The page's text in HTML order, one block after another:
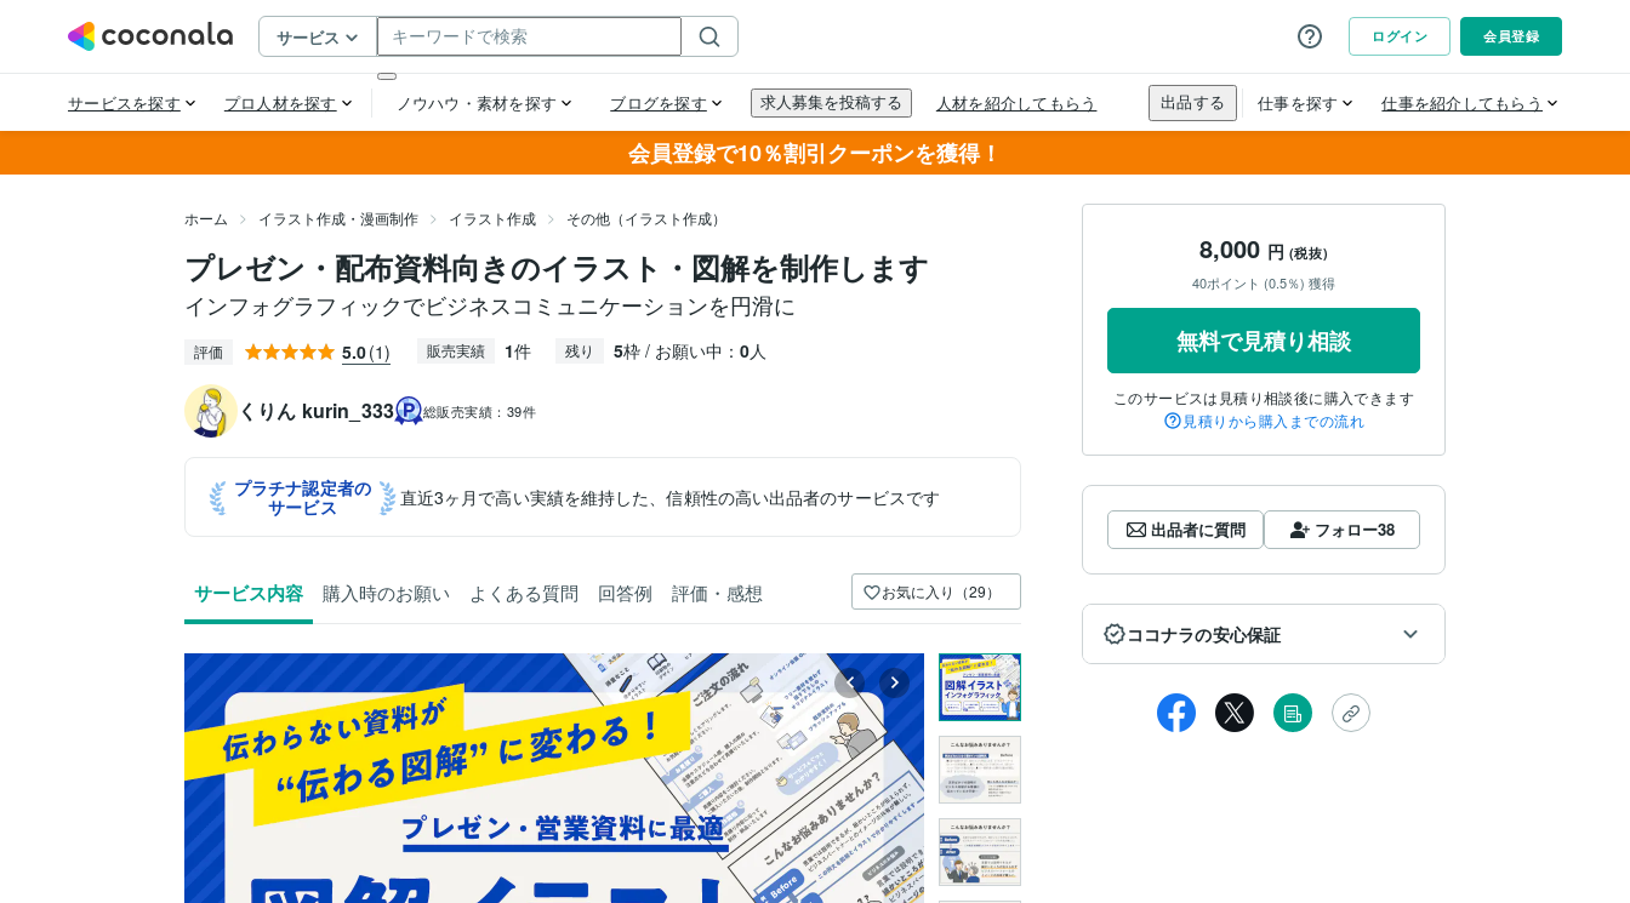
会員登録で10％割引クーポンを獲得！
ホーム イラスト作成・漫画制作 イラスト作成 その他（イラスト作成）
プレゼン・配布資料向きのイラスト・図解を制作します
インフォグラフィックでビジネスコミュニケーションを円滑に
評価 5.0(1) 販売実績 1件 残り 5枠 / お願い中： 0人
くりん kurin_333 総販売実績： 39件
プラチナ認定者の
サービス
直近3ヶ月で高い実績を維持した、信頼性の高い出品者のサービスです
サービス内容 購入時のお願い よくある質問 回答例 評価・感想 お気に入り（29）
8,000 円 (税抜)
40ポイント (0.5％) 獲得
無料で見積り相談
このサービスは見積り相談後に購入できます
見積りから購入までの流れ
出品者に質問 フォロー38
ココナラの安心保証